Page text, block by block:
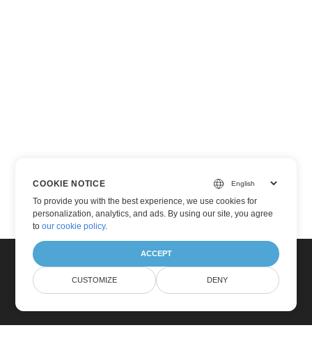
COOKIE NOTICE
To provide you with the best experience, we use cookies for
personalization, analytics, and ads. By using our site, you agree
toour cookie policy.
ACCEPT
CUSTOMIZE DENY